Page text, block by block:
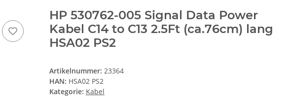
HP 530762-005 Signal Data Power
Kabel C14 to C13 2.5Ft (ca.76cm) lang
HSA02 PS2
Artikelnummer: 23364
HAN: HSA02 PS2
Kategorie: Kabel